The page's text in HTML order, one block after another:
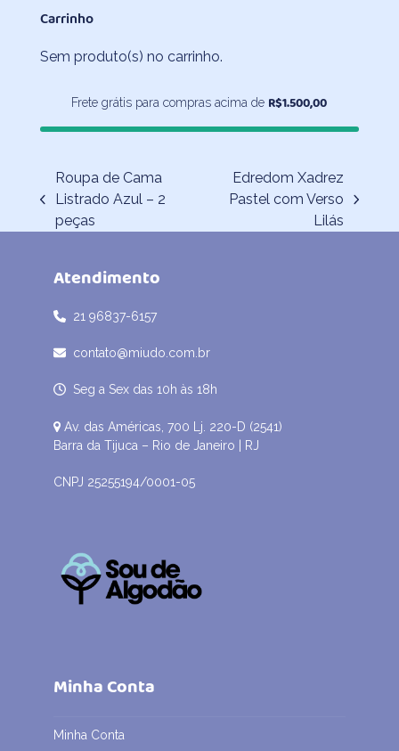
Carrinho
Sem produto(s) no carrinho.
Frete grátis para compras acima de R$1.500,00
previous
post:
Roupa de Cama
Listrado Azul – 2
peças
next
post:
Edredom Xadrez
Pastel com Verso
Lilás
Atendimento
21 96837-6157
contato@miudo.com.br
Seg a Sex das 10h às 18h
Av. das Américas, 700 Lj. 220-D (2541)
Barra da Tijuca – Rio de Janeiro | RJ
CNPJ 25255194/0001-05
Minha Conta
Minha Conta